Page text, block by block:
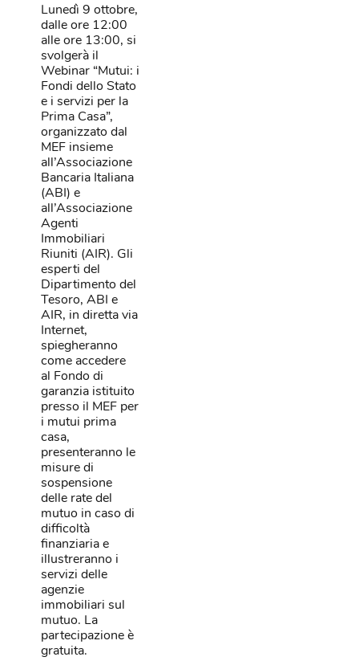
Lunedì 9 ottobre,
dalle ore 12:00
alle ore 13:00, si
svolgerà il
Webinar “Mutui: i
Fondi dello Stato
e i servizi per la
Prima Casa”,
organizzato dal
MEF insieme
all’Associazione
Bancaria Italiana
(ABI) e
all’Associazione
Agenti
Immobiliari
Riuniti (AIR). Gli
esperti del
Dipartimento del
Tesoro, ABI e
AIR, in diretta via
Internet,
spiegheranno
come accedere
al Fondo di
garanzia istituito
presso il MEF per
i mutui prima
casa,
presenteranno le
misure di
sospensione
delle rate del
mutuo in caso di
difficoltà
finanziaria e
illustreranno i
servizi delle
agenzie
immobiliari sul
mutuo. La
partecipazione è
gratuita.